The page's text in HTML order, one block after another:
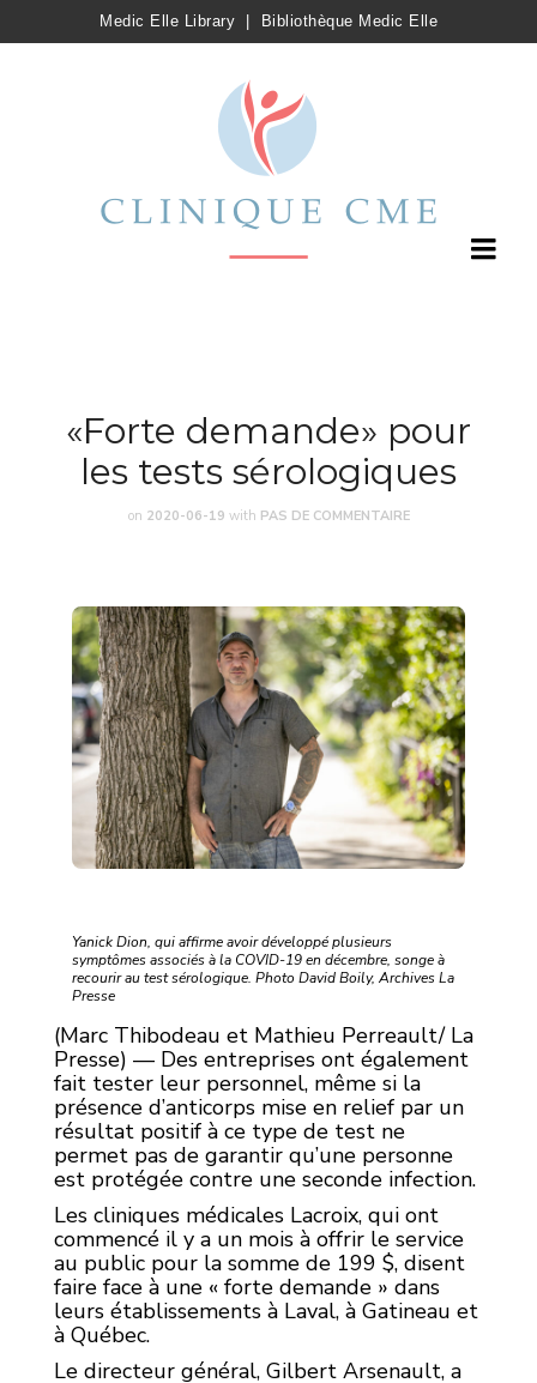
Medic Elle Library Bibliothèque Medic Elle
«Forte demande» pour
les tests sérologiques
on 2020-06-19 with PAS DE COMMENTAIRE
Yanick Dion, qui affirme avoir développé plusieurs
symptômes associés à la COVID-19 en décembre, songe à
recourir au test sérologique. Photo David Boily, Archives La
Presse
(Marc Thibodeau et Mathieu Perreault/ La
Presse) — Des entreprises ont également
fait tester leur personnel, même si la
présence d’anticorps mise en relief par un
résultat positif à ce type de test ne
permet pas de garantir qu’une personne
est protégée contre une seconde infection.
Les cliniques médicales Lacroix, qui ont
commencé il y a un mois à offrir le service
au public pour la somme de 199 $, disent
faire face à une « forte demande » dans
leurs établissements à Laval, à Gatineau et
à Québec.
Le directeur général, Gilbert Arsenault, a